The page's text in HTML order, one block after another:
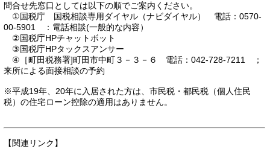
問合せ先窓口としては以下の順でご案内ください。
①国税庁 国税相談専用ダイヤル（ナビダイヤル） 電話：0570-
00-5901 ：電話相談(一般的な内容）
②国税庁HPチャットボット
③国税庁HPタックスアンサー
④［町田税務署]町田市中町３－３－６ 電話：042-728-7211 ；
来所による面接相談の予約
※平成19年、20年に入居された方は、市民税・都民税（個人住民
税）の住宅ローン控除の適用はありません。
【関連リンク】